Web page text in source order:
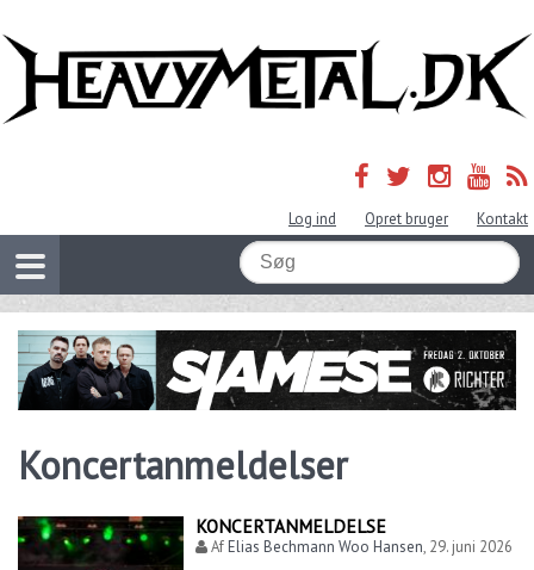
Log ind Opret bruger Kontakt
Koncertanmeldelser
KONCERTANMELDELSE
AfElias Bechmann Woo Hansen, 29. juni 2026